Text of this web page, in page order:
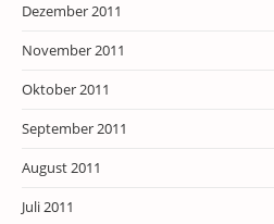
Dezember 2011
November 2011
Oktober 2011
September 2011
August 2011
Juli 2011